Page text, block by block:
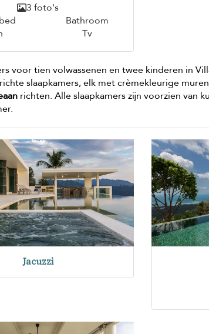
3 foto's
Bathroom
Tv
voor tien volwassenen en twee kinderen in
slaapkamers, elk met crèmekleurige
richten. Alle slaapkamers zijn voorzien van
Jacuzzi